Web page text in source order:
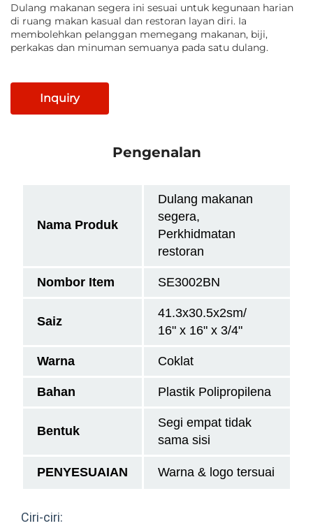
Dulang makanan segera ini sesuai untuk kegunaan harian
di ruang makan kasual dan restoran layan diri. Ia
membolehkan pelanggan memegang makanan, biji,
perkakas dan minuman semuanya pada satu dulang.
Inquiry
Pengenalan
Nama Produk
Dulang makanan
segera,
Perkhidmatan
restoran
Nombor Item SE3002BN
Saiz
41.3x30.5x2sm/
16" x 16" x 3/4"
Warna Coklat
Bahan Plastik Polipropilena
Bentuk
Segi empat tidak
sama sisi
PENYESUAIAN Warna & logo tersuai
Ciri-ciri: